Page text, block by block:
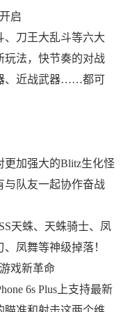
启
、刀王大乱斗等六大
玩法，快节奏的对战
、近战武器……都可
更加强大的Blitz生化怪
与队友一起协作奋战
天蛛、天蛛骑士、凤
凤舞等神级掉落！
戏新革命
6s Plus上支持最新